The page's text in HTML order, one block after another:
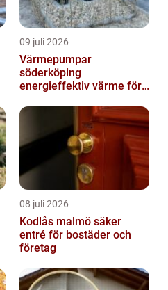
09 juli 2026
Värmepumpar
söderköping
energieffektiv värme för
08 juli 2026
Kodlås malmö säker
entré för bostäder och
företag